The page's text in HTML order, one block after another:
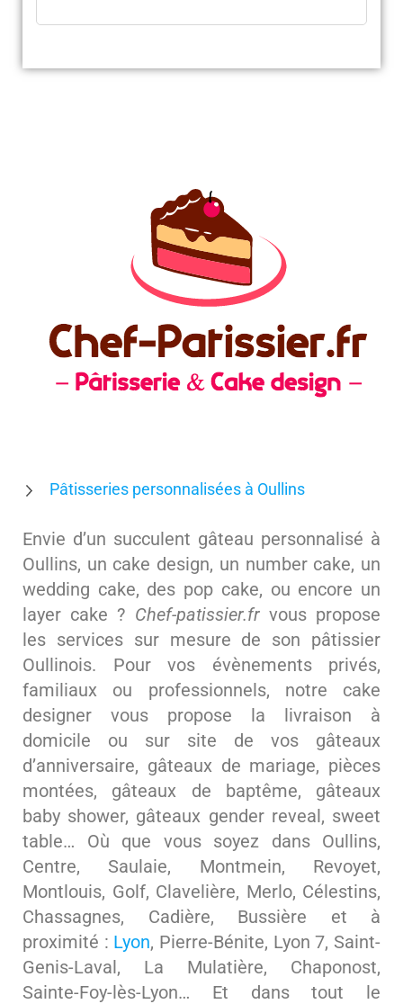
Pâtisseries personnalisées à Oullins
Envie d’un succulent gâteau personnalisé à
Oullins, un cake design, un number cake, un
wedding cake, des pop cake, ou encore un
layer cake ? Chef-patissier.frvous propose
les services sur mesure de son pâtissier
Oullinois. Pour vos évènements privés,
familiaux ou professionnels, notre cake
designer vous propose la livraison à
domicile ou sur site de vos gâteaux
d’anniversaire, gâteaux de mariage, pièces
montées, gâteaux de baptême, gâteaux
baby shower, gâteaux gender reveal, sweet
table… Où que vous soyez dans Oullins,
Centre, Saulaie, Montmein, Revoyet,
Montlouis, Golf, Clavelière, Merlo, Célestins,
Chassagnes, Cadière, Bussière et à
proximité : Lyon, Pierre-Bénite, Lyon 7, Saint-
Genis-Laval, La Mulatière, Chaponost,
Sainte-Foy-lès-Lyon… Et dans tout le